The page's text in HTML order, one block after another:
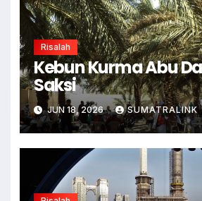
Risalah
Kebun Kurma Abu
Saksi
JUN 18, 2026 SUMATRALINK